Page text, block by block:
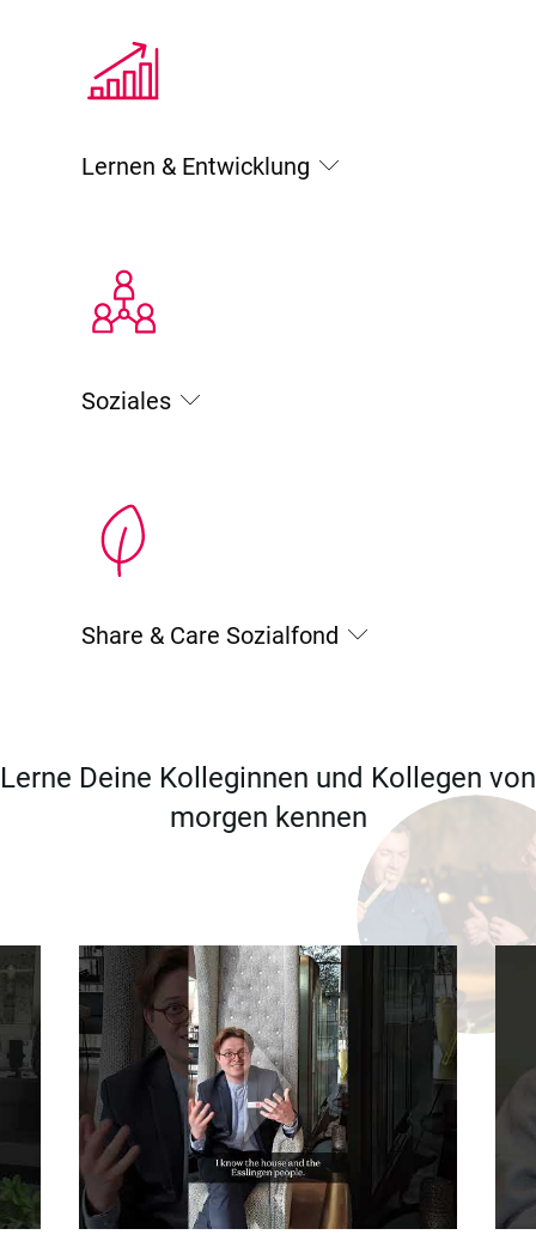
Lernen & Entwicklung
Soziales
Share & Care Sozialfond
Lerne Deine Kolleginnen und Kollegen von
morgen kennen